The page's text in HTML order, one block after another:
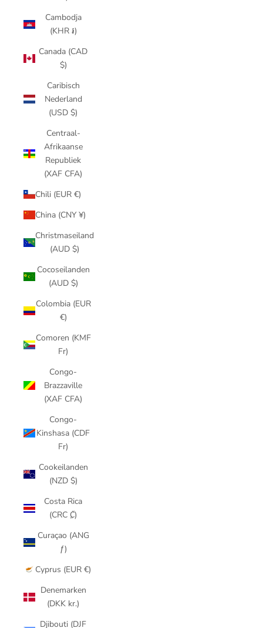
Cambodja
(KHR ៛)
Canada (CAD
$)
Caribisch
Nederland
(USD $)
Centraal-
Afrikaanse
Republiek
(XAF CFA)
Chili (EUR €)
China (CNY ¥)
Christmaseiland
(AUD $)
Cocoseilanden
(AUD $)
Colombia (EUR
€)
Comoren (KMF
Fr)
Congo-
Brazzaville
(XAF CFA)
Congo-
Kinshasa (CDF
Fr)
Cookeilanden
(NZD $)
Costa Rica
(CRC ₡)
Curaçao (ANG
ƒ)
Cyprus (EUR €)
Denemarken
(DKK kr.)
Djibouti (DJF